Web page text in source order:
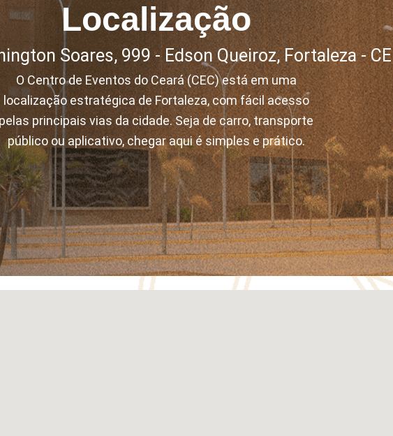
Localização
Soares, 999 - Edson Queiroz, Fortaleza - CE
O Centro de Eventos do Ceará (CEC) está em uma
localização estratégica de Fortaleza, com fácil acesso
pelas principais vias da cidade. Seja de carro, transporte
público ou aplicativo, chegar aqui é simples e prático.